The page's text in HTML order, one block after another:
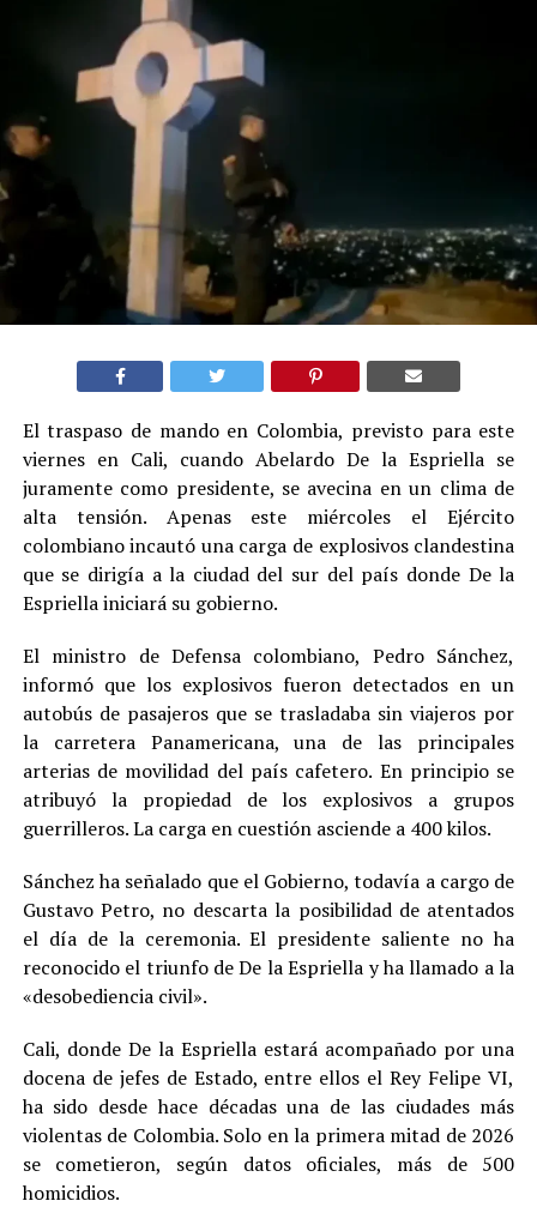
El traspaso de mando en Colombia, previsto para este
viernes en Cali, cuando Abelardo De la Espriella se
juramente como presidente, se avecina en un clima de
alta tensión. Apenas este miércoles el Ejército
colombiano incautó una carga de explosivos clandestina
que se dirigía a la ciudad del sur del país donde De la
Espriella iniciará su gobierno.
El ministro de Defensa colombiano, Pedro Sánchez,
informó que los explosivos fueron detectados en un
autobús de pasajeros que se trasladaba sin viajeros por
la carretera Panamericana, una de las principales
arterias de movilidad del país cafetero. En principio se
atribuyó la propiedad de los explosivos a grupos
guerrilleros. La carga en cuestión asciende a 400 kilos.
Sánchez ha señalado que el Gobierno, todavía a cargo de
Gustavo Petro, no descarta la posibilidad de atentados
el día de la ceremonia. El presidente saliente no ha
reconocido el triunfo de De la Espriella y ha llamado a la
«desobediencia civil».
Cali, donde De la Espriella estará acompañado por una
docena de jefes de Estado, entre ellos el Rey Felipe VI,
ha sido desde hace décadas una de las ciudades más
violentas de Colombia. Solo en la primera mitad de 2026
se cometieron, según datos oficiales, más de 500
homicidios.